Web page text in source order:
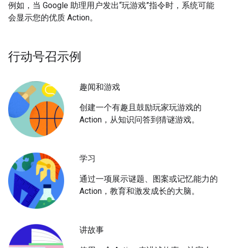
例如，当 Google 助理用户发出“玩游戏”指令时，系统可能
会显示您的优质 Action。
行动号召示例
趣闻和游戏
创建一个有趣且鼓励玩家玩游戏的
Action，从知识问答到猜谜游戏。
学习
通过一项展示谜题、图案或记忆能力的
Action，教育和激发成长的大脑。
讲故事